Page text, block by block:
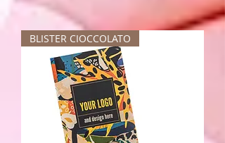
BLISTER CIOCCOLATO